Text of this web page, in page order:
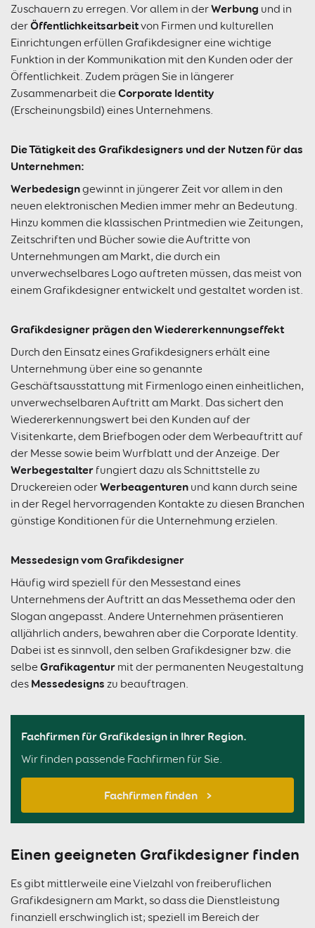
Zuschauern zu erregen. Vor allem in derWerbung und in
derÖffentlichkeitsarbeitvon Firmen und kulturellen
Einrichtungen erfüllen Grafikdesigner eine wichtige
Funktion in der Kommunikation mit den Kunden oder der
Öffentlichkeit. Zudem prägen Sie in längerer
Zusammenarbeit die Corporate Identity
(Erscheinungsbild) eines Unternehmens.
Die Tätigkeit des Grafikdesigners und der Nutzen für das
Unternehmen:
Werbedesigngewinnt in jüngerer Zeit vor allem in den
neuen elektronischen Medien immer mehr an Bedeutung.
Hinzu kommen die klassischen Printmedien wie Zeitungen,
Zeitschriften und Bücher sowie die Auftritte von
Unternehmungen am Markt, die durch ein
unverwechselbares Logo auftreten müssen, das meist von
einem Grafikdesigner entwickelt und gestaltet worden ist.
Grafikdesigner prägen den Wiedererkennungseffekt
Durch den Einsatz eines Grafikdesigners erhält eine
Unternehmung über eine so genannte
Geschäftsausstattung mit Firmenlogo einen einheitlichen,
unverwechselbaren Auftritt am Markt. Das sichert den
Wiedererkennungswert bei den Kunden auf der
Visitenkarte, dem Briefbogen oder dem Werbeauftritt auf
der Messe sowie beim Wurfblatt und der Anzeige. Der
Werbegestalter fungiert dazu als Schnittstelle zu
Druckereien oderWerbeagenturen und kann durch seine
in der Regel hervorragenden Kontakte zu diesen Branchen
günstige Konditionen für die Unternehmung erzielen.
Messedesign vom Grafikdesigner
Häufig wird speziell für den Messestand eines
Unternehmens der Auftritt an das Messethema oder den
Slogan angepasst. Andere Unternehmen präsentieren
alljährlich anders, bewahren aber die Corporate Identity.
Dabei ist es sinnvoll, den selben Grafikdesigner bzw. die
selbe Grafikagentur mit der permanenten Neugestaltung
des Messedesigns zu beauftragen.
Fachfirmen für Grafikdesign in Ihrer Region.
Wir finden passende Fachfirmen für Sie.
Fachfirmen finden
Einen geeigneten Grafikdesigner finden
Es gibt mittlerweile eine Vielzahl von freiberuflichen
Grafikdesignern am Markt, so dass die Dienstleistung
finanziell erschwinglich ist; speziell im Bereich der